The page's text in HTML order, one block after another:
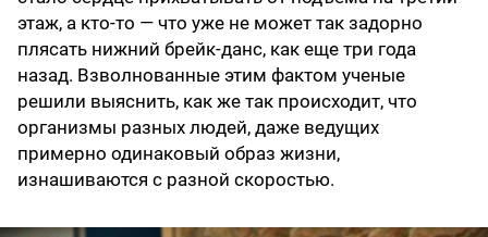
этаж, а кто-то — что уже не может так задорно
плясать нижний брейк-данс, как еще три года
назад. Взволнованные этим фактом ученые
решили выяснить, как же так происходит, что
организмы разных людей, даже ведущих
примерно одинаковый образ жизни,
изнашиваются с разной скоростью.